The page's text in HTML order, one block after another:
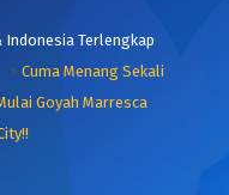
Indonesia Terlengkap
> Cuma Menang Sekali
Goyah Marresca